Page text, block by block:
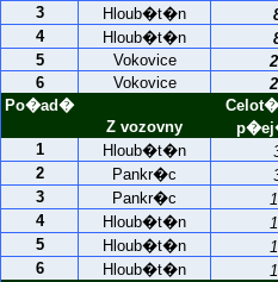
3
Hloub�t�n
4
Hloub�t�n
5
Vokovice
6
Vokovice
Po�ad�
Z vozovny
1
Hloub�t�n
2
Pankr�c
3
Pankr�c
4
Hloub�t�n
5
Hloub�t�n
6
Hloub�t�n